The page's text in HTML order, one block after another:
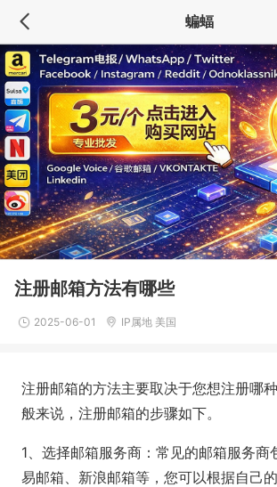
蝙蝠
注册邮箱方法有哪些
2025-06-01 IP属地 美国
注册邮箱的方法主要取决于您想注册哪
般来说，注册邮箱的步骤如下。
1、选择邮箱服务商：常见的邮箱服务商
易邮箱、新浪邮箱等，您可以根据自己